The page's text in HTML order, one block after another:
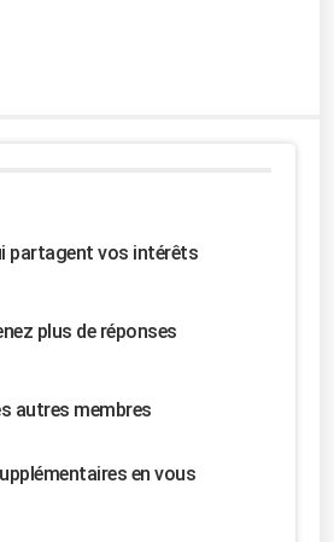
partagent vos intérêts
plus de réponses
autres membres
en vous